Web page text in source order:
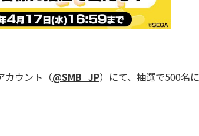
カウント（@SMB_JP）にて、抽選で500名